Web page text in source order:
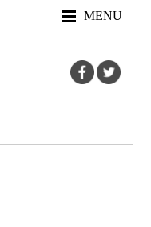
MENU